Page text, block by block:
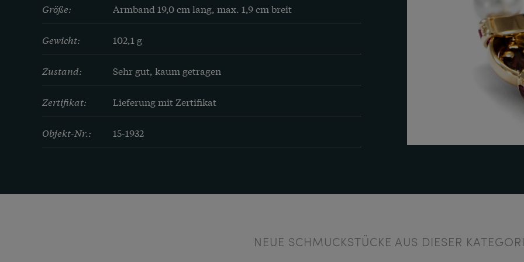
Größe: Armband 19,0 cm lang, max. 1,9 cm breit
Gewicht: 102,1 g
Zustand: Sehr gut, kaum getragen
Zertifikat: Lieferung mit Zertifikat
Objekt-Nr.: 15-1932
NEUE SCHMUCKSTÜCKE AUS DIESER